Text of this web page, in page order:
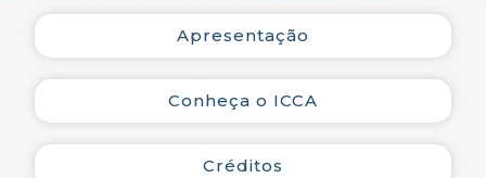
Apresentação
Conheça o ICCA
Créditos